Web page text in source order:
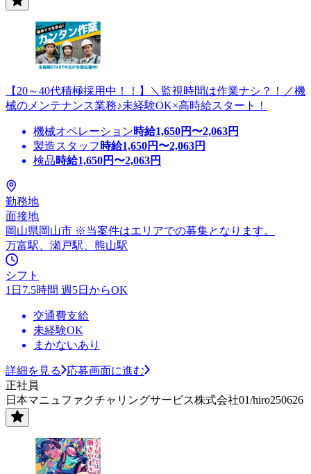
【20～40代積極採用中！！】＼監視時間は作業ナシ？！／機
械のメンテナンス業務♪未経験OK×高時給スタート！
機械オペレーション時給1,650円〜2,063円
製造スタッフ 時給1,650円〜2,063円
検品時給1,650円〜2,063円
勤務地
面接地
岡山県岡山市 ※当案件はエリアでの募集となります。
万富駅、瀬戸駅、熊山駅
シフト
1日7.5時間 週5日からOK
交通費支給
未経験OK
まかないあり
詳細を見る
応募画面に進む
正社員
日本マニュファクチャリングサービス株式会社01/hiro250626